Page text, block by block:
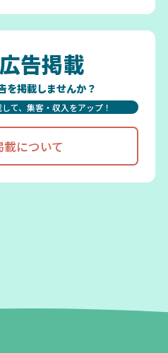
広告掲載
を掲載しませんか？
て、集客・収入をアップ！
について